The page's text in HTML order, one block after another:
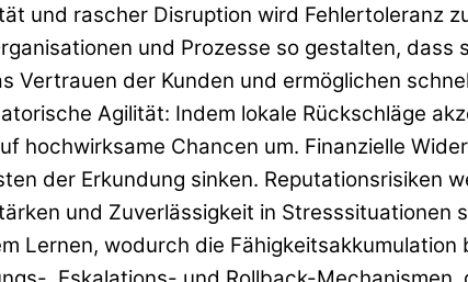
und rascher Disruption wird
und Prozesse so gestalten,
Vertrauen der Kunden und ermöglichen
Agilität: Indem lokale Rückschläge
hochwirksame Chancen um. Finanzielle
der Erkundung sinken.
und Zuverlässigkeit in
Lernen, wodurch die